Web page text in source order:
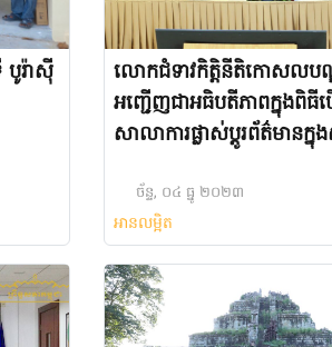
រ៉ាស៊ី
លោកជំទាវកិតិ្តនីតិកោសលប
អញ្ជើញជាអធិបតីភាពក្នុងពិធីប
សាលាការផ្លាស់ប្តូរព័ត៌មានក្នុ
កម្ពុជា
ច័ន្ទ, ០៤ ធ្នូ ២០២៣
អានលម្អិត